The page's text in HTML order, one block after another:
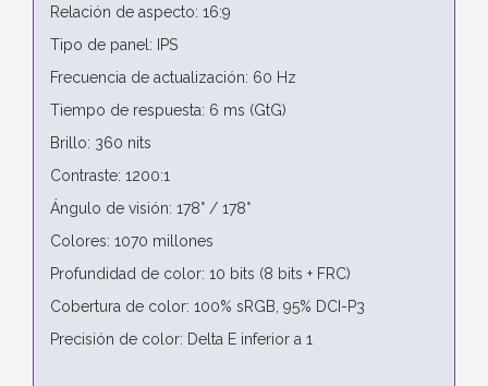
Relación de aspecto: 16:9
Tipo de panel: IPS
Frecuencia de actualización: 60 Hz
Tiempo de respuesta: 6 ms (GtG)
Brillo: 360 nits
Contraste: 1200:1
Ángulo de visión: 178° / 178°
Colores: 1070 millones
Profundidad de color: 10 bits (8 bits + FRC)
Cobertura de color: 100% sRGB, 95% DCI-P3
Precisión de color: Delta E inferior a 1